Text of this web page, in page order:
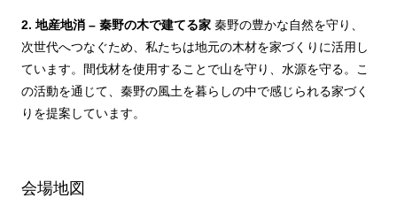
2. 地産地消 – 秦野の木で建てる家 秦野の豊かな自然を守り、
次世代へつなぐため、私たちは地元の木材を家づくりに活用し
ています。間伐材を使用することで山を守り、水源を守る。こ
の活動を通じて、秦野の風土を暮らしの中で感じられる家づく
りを提案しています。
会場地図